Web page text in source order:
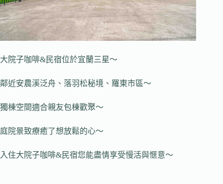
大院子咖啡&民宿位於宜蘭三星～
鄰近安農溪泛舟、落羽松秘境、羅東市區～
獨棟空間適合親友包棟歡聚～
庭院景致療癒了想放鬆的心～
入住大院子咖啡&民宿您能盡情享受慢活與愜意～